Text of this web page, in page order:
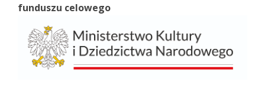
funduszu celowego